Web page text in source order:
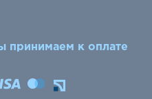
принимаем к оплате